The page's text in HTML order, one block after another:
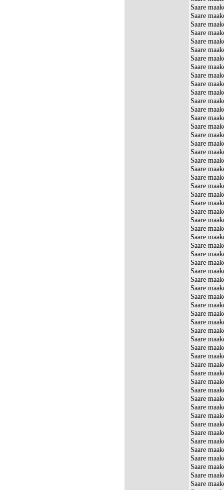
Saare
Saare
Saare
Saare
Saare
Saare
Saare
Saare
Saare
Saare
Saare
Saare
Saare
Saare
Saare
Saare
Saare
Saare
Saare
Saare
Saare
Saare
Saare
Saare
Saare
Saare
Saare
Saare
Saare
Saare
Saare
Saare
Saare
Saare
Saare
Saare
Saare
Saare
Saare
Saare
Saare
Saare
Saare
Saare
Saare
Saare
Saare
Saare
Saare
Saare
Saare
Saare
Saare
Saare
Saare
Saare
Saare